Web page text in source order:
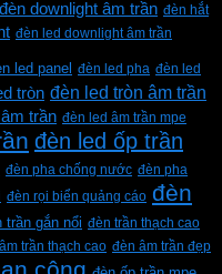
đèn downlight âm trần đèn hắt
đèn led downlight âm trần
led panel đèn led pha đèn led
tròn đèn led tròn âm trần
trần đèn led âm trần mpe
đèn led ốp trần
đèn pha chống nước đèn pha
đèn rọi biển quảng cáo đèn
trần gắn nổi đèn trần thạch cao
trần thạch cao đèn âm trần đẹp